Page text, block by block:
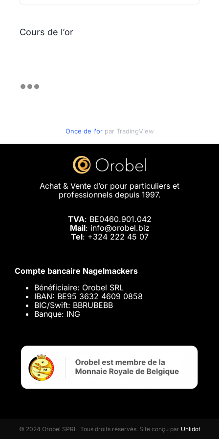
Cours de l’or
Once de l'or par TradingView
Achat & Vente d’or pour particuliers et
professionnels depuis 1997.
TVA: BE0460.901.042
Mail: info@orobel.biz
Tel: +324 222 45 07
Compte bancaire Nagelmackers
Bénéficiaire: Orobel SRL
IBAN: BE95 3632 4609 0858
BIC/Swift: BBRUBEBB
Banque: ING
© 2024 Orobel SPRL. Tous droits réservés. Site conçu par Unlidot